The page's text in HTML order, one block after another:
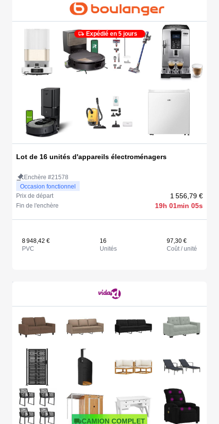
Expédié en 5 jours
Lot de 16 unités d'appareils électroménagers
Enchère #21578
Occasion fonctionnel
Prix de départ
1 556,79 €
Fin de l'enchère 19h 01min 05s
8 948,42 €
PVC
16
Unités
97,30 €
Coût / unité
CAMION COMPLET